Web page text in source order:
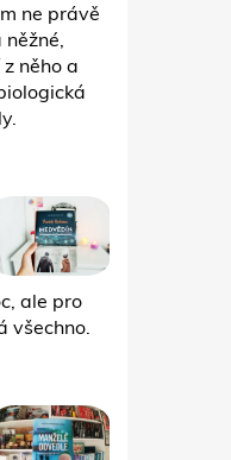
ne právě
něho a
ale pro
všechno.